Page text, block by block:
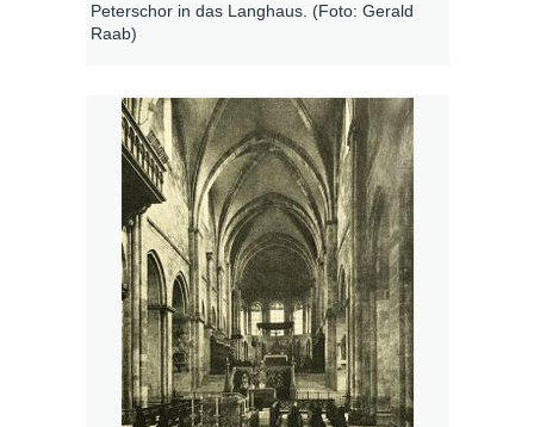
Peterschor in das Langhaus. (Foto: Gerald
Raab)